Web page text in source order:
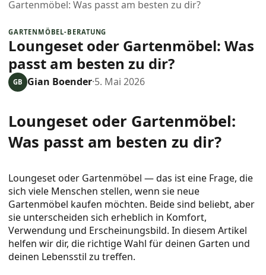
Gartenmöbel: Was passt am besten zu dir?
GARTENMÖBEL-BERATUNG
Loungeset oder Gartenmöbel: Was
passt am besten zu dir?
GB Gian Boender·5. Mai 2026
Loungeset oder Gartenmöbel:
Was passt am besten zu dir?
Loungeset oder Gartenmöbel — das ist eine Frage, die
sich viele Menschen stellen, wenn sie neue
Gartenmöbel kaufen möchten. Beide sind beliebt, aber
sie unterscheiden sich erheblich in Komfort,
Verwendung und Erscheinungsbild. In diesem Artikel
helfen wir dir, die richtige Wahl für deinen Garten und
deinen Lebensstil zu treffen.